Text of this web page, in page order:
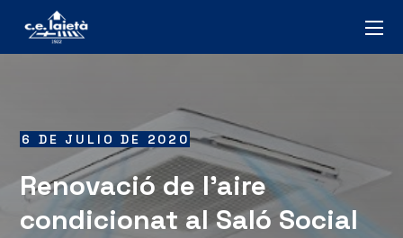
6 DE JULIO DE 2020
Renovació de l’aire
condicionat al Saló Social